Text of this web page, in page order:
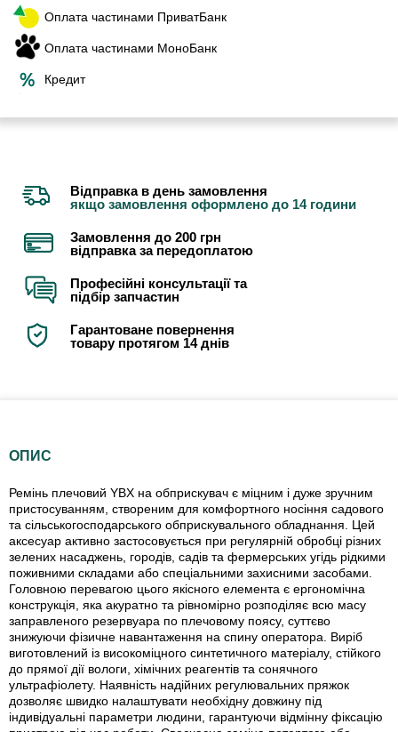
Оплата частинами ПриватБанк
Оплата частинами МоноБанк
Кредит
Відправка в день замовлення
якщо замовлення оформлено до 14 години
Замовлення до 200 грн
відправка за передоплатою
Професійні консультації та
підбір запчастин
Гарантоване повернення
товару протягом 14 днів
ОПИС
Ремінь плечовий YBX на обприскувач є міцним і дуже зручним
пристосуванням, створеним для комфортного носіння садового
та сільськогосподарського обприскувального обладнання. Цей
аксесуар активно застосовується при регулярній обробці різних
зелених насаджень, городів, садів та фермерських угідь рідкими
поживними складами або спеціальними захисними засобами.
Головною перевагою цього якісного елемента є ергономічна
конструкція, яка акуратно та рівномірно розподіляє всю масу
заправленого резервуара по плечовому поясу, суттєво
знижуючи фізичне навантаження на спину оператора. Виріб
виготовлений із високоміцного синтетичного матеріалу, стійкого
до прямої дії вологи, хімічних реагентів та сонячного
ультрафіолету. Наявність надійних регулювальних пряжок
дозволяє швидко налаштувати необхідну довжину під
індивідуальні параметри людини, гарантуючи відмінну фіксацію